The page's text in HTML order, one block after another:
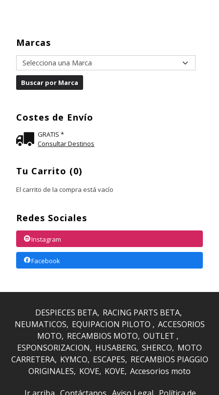
Marcas
Costes de Envío
GRATIS *
Consultar Destinos
Tu Carrito (0)
El carrito de la compra está vacío
Redes Sociales
Instagram
Facebook
DESPIECES BETA RACING PARTS BETA
NEUMATICOS EQUIPACION PILOTO
ACCESORIOS
MOTO RECAMBIOS MOTO OUTLET
ESPONSORIZACION
HUSABERG SHERCO MOTO
CARRETERA KYMCO ESCAPES RECAMBIOS PIAGGIO
ORIGINALES KOVE KOVE Accesorios moto